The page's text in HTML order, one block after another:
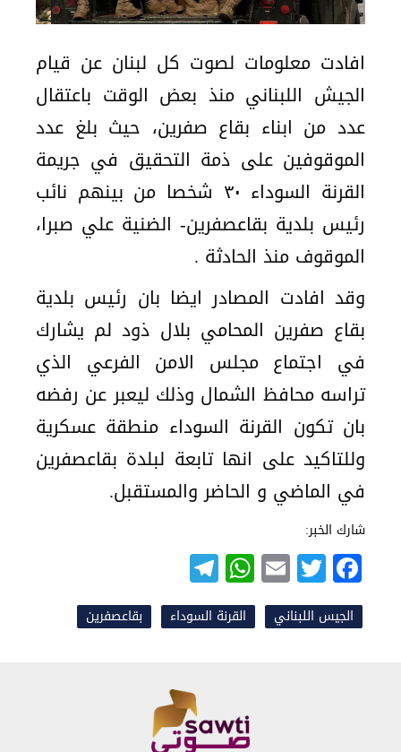
افادت معلومات لصوت كل لبنان عن قيام
الجيش اللبناني منذ بعض الوقت باعتقال
عدد من ابناء بقاع صفرين، حيث بلغ عدد
الموقوفين على ذمة التحقيق في جريمة
القرنة السوداء ٣٠ شخصا من بينهم نائب
رئيس بلدية بقاعصفرين- الضنية علي صبرا،
الموقوف منذ الحادثة .
وقد افادت المصادر ايضا بان رئيس بلدية
بقاع صفرين المحامي بلال ذود لم يشارك
في اجتماع مجلس الامن الفرعي الذي
تراسه محافظ الشمال وذلك ليعبر عن رفضه
بان تكون القرنة السوداء منطقة عسكرية
وللتاكيد على انها تابعة لبلدة بقاعصفرين
في الماضي و الحاضر والمستقبل.
شارك الخبر:
Facebook
Twitter
Email
WhatsApp
الجيس اللبناني القرنة السوداء بقاعصفرين